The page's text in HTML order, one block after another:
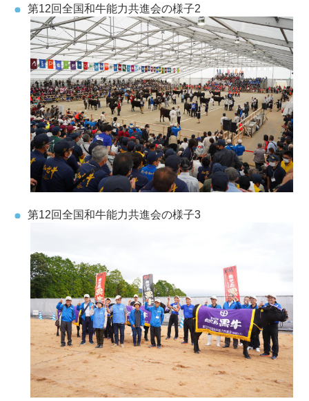
第12回全国和牛能力共進会の様子2
第12回全国和牛能力共進会の様子3